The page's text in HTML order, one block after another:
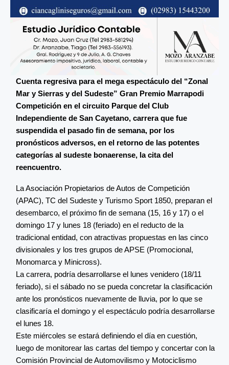
Cuenta regresiva para el mega espectáculo del “Zonal
Mar y Sierras y del Sudeste” Gran Premio Marrapodi
Competición en el circuito Parque del Club
Independiente de San Cayetano, carrera que fue
suspendida el pasado fin de semana, por los
pronósticos adversos, en el retorno de las potentes
categorías al sudeste bonaerense, la cita del
reencuentro.
La Asociación Propietarios de Autos de Competición
(APAC), TC del Sudeste y Turismo Sport 1850, preparan el
desembarco, el próximo fin de semana (15, 16 y 17) o el
domingo 17 y lunes 18 (feriado) en el reducto de la
tradicional entidad, con atractivas propuestas en las cinco
divisionales y los tres grupos de APSE (Promocional,
Monomarca y Minicross).
La carrera, podría desarrollarse el lunes venidero (18/11
feriado), si el sábado no se pueda concretar la clasificación
ante los pronósticos nuevamente de lluvia, por lo que se
clasificaría el domingo y el espectáculo podría desarrollarse
el lunes 18.
Este miércoles se estará definiendo el día en cuestión,
luego de monitorear las cartas del tiempo y concertar con la
Comisión Provincial de Automovilismo y Motociclismo